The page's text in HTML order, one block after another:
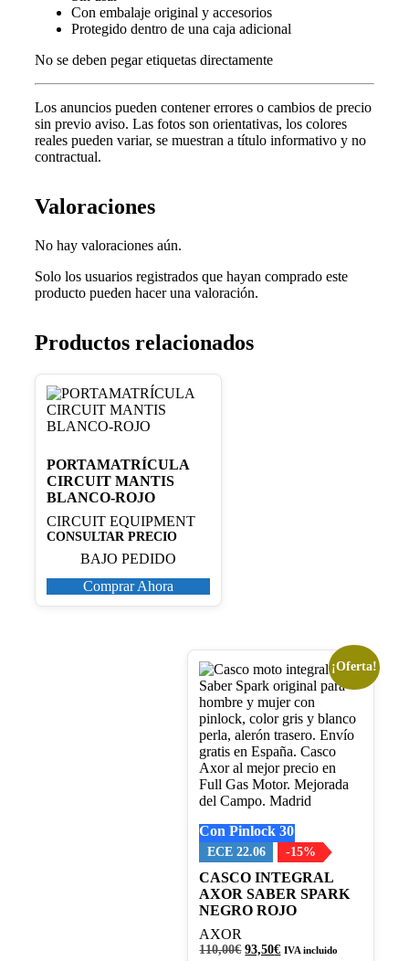
Con embalaje original y accesorios
Protegido dentro de una caja adicional
No se deben pegar etiquetas directamente
Los anuncios pueden contener errores o cambios de precio
sin previo aviso. Las fotos son orientativas, los colores
reales pueden variar, se muestran a título informativo y no
contractual.
Valoraciones
No hay valoraciones aún.
Solo los usuarios registrados que hayan comprado este
producto pueden hacer una valoración.
Productos relacionados
PORTAMATRÍCULA
CIRCUIT MANTIS
BLANCO-ROJO
CIRCUIT EQUIPMENT
CONSULTAR PRECIO
BAJO PEDIDO
Comprar Ahora
¡Oferta!
Con Pinlock 30
ECE 22.06 -15%
CASCO INTEGRAL
AXOR SABER SPARK
NEGRO ROJO
AXOR
110,00€ El
93,50€ElIVA incluido
Este
producto
tiene
múltiples
variantes.
Las
opciones
se
pueden
en
la
página
de
producto